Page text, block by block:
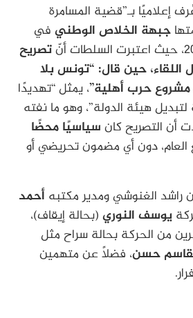
إعلاميًا بـ”قضية المسامرة
جبهة الخلاص الوطني في
تصريح
حين قال: “تونس بلا
حرب أهلية”، يمثل “تهديدًا
لتبديل هيئة الدولة”، وهو ما نفته
أن التصريح كان سياسيًا محضًا
دون أي مضمون تحريضي أو
راشد الغنوشي ومدير مكتبه أحمد
يوسف النوري (بحالة إيقاف)،
من الحركة بحالة سراح مثل
حسن، فضلاً عن متهمين